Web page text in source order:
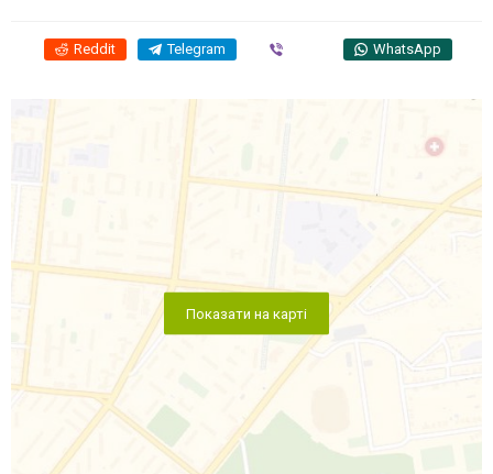
Reddit Telegram WhatsApp
Показати на карті